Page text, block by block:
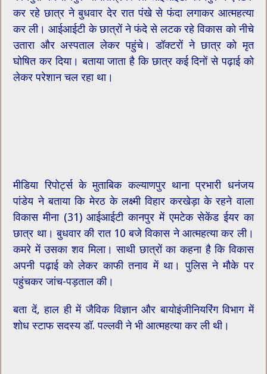
कर रहे छात्र ने बुधवार देर रात पंखे से फंदा लगाकर आत्महत्या
कर ली। आईआईटी के छात्रों ने फंदे से लटक रहे विकास को नीचे
उतारा और अस्पताल लेकर पहुंचे। डॉक्टरों ने छात्र को मृत
घोषित कर दिया। बताया जाता है कि छात्र कई दिनों से पढ़ाई को
लेकर परेशान चल रहा था।
मीडिया रिपोर्ट्स के मुताबिक कल्याणपुर थाना प्रभारी धनंजय
पांडेय ने बताया कि मेरठ के लक्ष्मी विहार करखेड़ा के रहने वाला
विकास मीना (31) आईआईटी कानपुर में एमटेक सेकेंड ईयर का
छात्र था। बुधवार की रात 10 बजे विकास ने आत्महत्या कर ली।
कमरे में उसका शव मिला। साथी छात्रों का कहना है कि विकास
अपनी पढ़ाई को लेकर काफी तनाव में था। पुलिस ने मौके पर
पहुंचकर जांच-पड़ताल की।
बता दें, हाल ही में जैविक विज्ञान और बायोइंजीनियरिंग विभाग में
शोध स्टाफ सदस्य डॉ. पल्लवी ने भी आत्महत्या कर ली थी।